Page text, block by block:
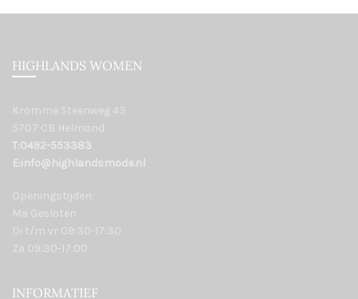
HIGHLANDS WOMEN
Kromme Steenweg 43
5707 CB Helmond
T:0492-553383
E:info@highlandsmode.nl
Openingstijden:
Ma Gesloten
Di t/m vr 09:30-17:30
Za 09:30-17:00
INFORMATIEF